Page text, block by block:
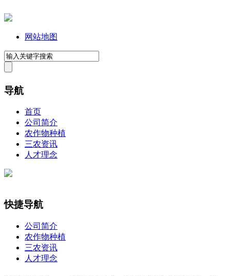
网站地图
导航
首页
公司简介
农作物种植
三农资讯
人才理念
快捷导航
公司简介
农作物种植
三农资讯
人才理念